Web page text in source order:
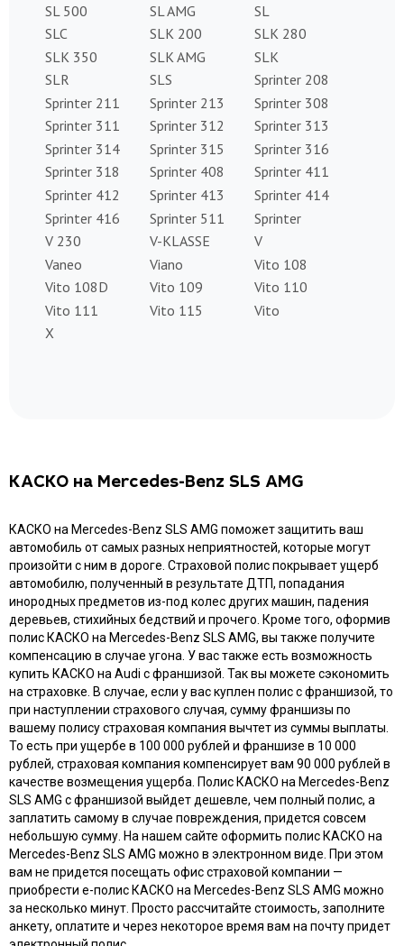
SL 500
SL AMG
SL
SLC
SLK 200
SLK 280
SLK 350
SLK AMG
SLK
SLR
SLS
Sprinter 208
Sprinter 211
Sprinter 213
Sprinter 308
Sprinter 311
Sprinter 312
Sprinter 313
Sprinter 314
Sprinter 315
Sprinter 316
Sprinter 318
Sprinter 408
Sprinter 411
Sprinter 412
Sprinter 413
Sprinter 414
Sprinter 416
Sprinter 511
Sprinter
V 230
V-KLASSE
V
Vaneo
Viano
Vito 108
Vito 108D
Vito 109
Vito 110
Vito 111
Vito 115
Vito
X
КАСКО на Mercedes-Benz SLS AMG
КАСКО на Mercedes-Benz SLS AMG поможет защитить ваш
автомобиль от самых разных неприятностей, которые могут
произойти с ним в дороге. Страховой полис покрывает ущерб
автомобилю, полученный в результате ДТП, попадания
инородных предметов из-под колес других машин, падения
деревьев, стихийных бедствий и прочего. Кроме того, оформив
полис КАСКО на Mercedes-Benz SLS AMG, вы также получите
компенсацию в случае угона. У вас также есть возможность
купить КАСКО на Audi с франшизой. Так вы можете сэкономить
на страховке. В случае, если у вас куплен полис с франшизой, то
при наступлении страхового случая, сумму франшизы по
вашему полису страховая компания вычтет из суммы выплаты.
То есть при ущербе в 100 000 рублей и франшизе в 10 000
рублей, страховая компания компенсирует вам 90 000 рублей в
качестве возмещения ущерба. Полис КАСКО на Mercedes-Benz
SLS AMG с франшизой выйдет дешевле, чем полный полис, а
заплатить самому в случае повреждения, придется совсем
небольшую сумму. На нашем сайте оформить полис КАСКО на
Mercedes-Benz SLS AMG можно в электронном виде. При этом
вам не придется посещать офис страховой компании —
приобрести e-полис КАСКО на Mercedes-Benz SLS AMG можно
за несколько минут. Просто рассчитайте стоимость, заполните
анкету, оплатите и через некоторое время вам на почту придет